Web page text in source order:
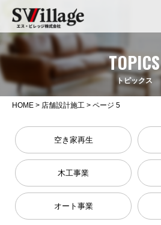
TOPICS
トピックス
HOME > 店舗設計施工 > ページ 5
空き家再生
木工事業
オート事業